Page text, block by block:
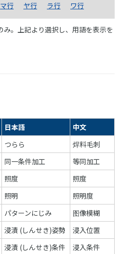
マ行 ヤ行 ラ行 ワ行
。上記より選択し、用語を表示を
日本語
中文
つらら
焊料毛刺
同一条件加工
等同加工
照度
照度
照明
照明度
パターンにじみ
图像模糊
浸漬 (しんせき)姿勢
浸入位置
浸漬 (しんせき)条件 浸入条件